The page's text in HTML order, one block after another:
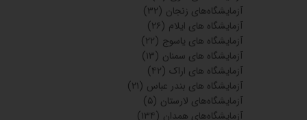
آزمایشگاه‌های زنجان (۳۲)
آزمایشگاه های ایلام (۲۶)
آزمایشگاه های یاسوج (۲۲)
آزمایشگاه های سمنان (۱۳)
آزمایشگاه های اراک (۴۲)
آزمایشگاه های بندر عباس (۲۱)
آزمایشگاه‌های لارستان (۵)
آزمایشگاه‌های همدان (۱۳۴)